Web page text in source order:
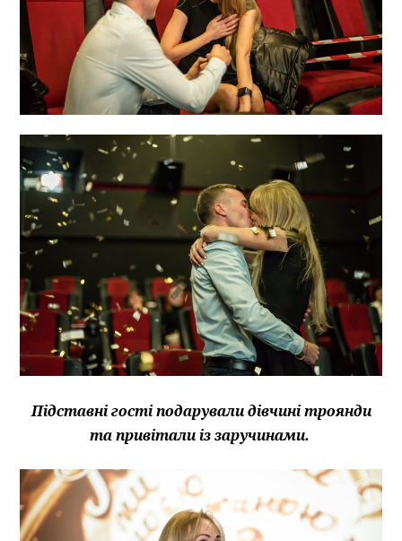
Підставні гості подарували дівчині троянди
та привітали із заручинами.